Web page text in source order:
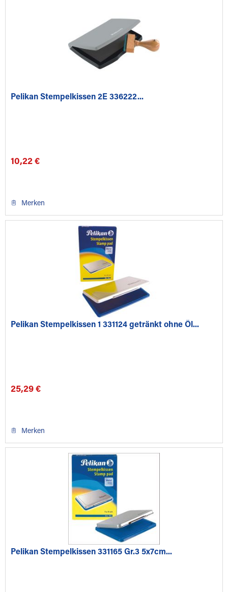
Pelikan Stempelkissen 2E 336222...
10,22 €
Merken
Pelikan Stempelkissen 1 331124 getränkt ohne Öl...
25,29 €
Merken
Pelikan Stempelkissen 331165 Gr.3 5x7cm...